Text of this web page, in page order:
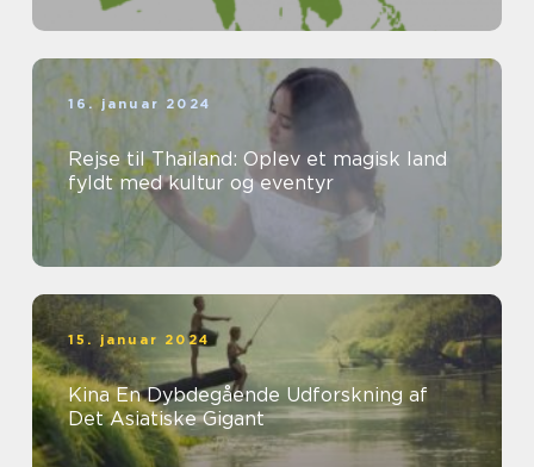
16. januar 2024
Rejse til Thailand: Oplev et magisk land
fyldt med kultur og eventyr
15. januar 2024
Kina En Dybdegående Udforskning af
Det Asiatiske Gigant